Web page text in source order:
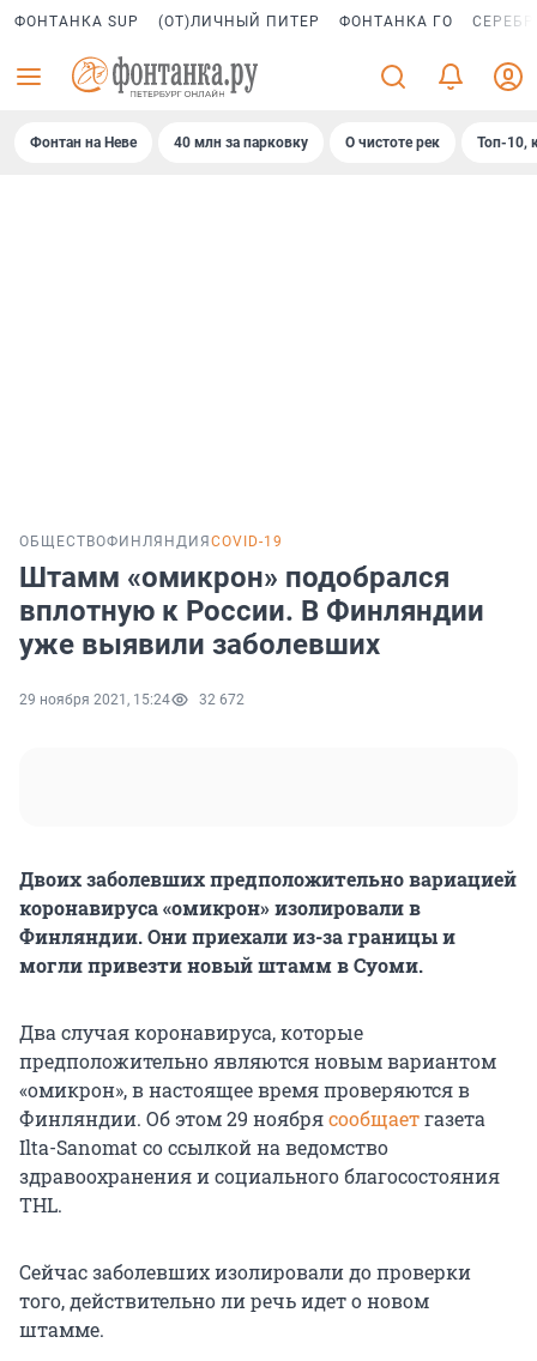
ФОНТАНКА SUP (ОТ)ЛИЧНЫЙ ПИТЕР ФОНТАНКА ГО
Фонтан на Неве 40 млн за парковку О чистоте рек Топ-10,
ОБЩЕСТВОФИНЛЯНДИЯ COVID-19
Штамм «омикрон» подобрался
вплотную к России. В Финляндии
уже выявили заболевших
29 ноября 2021, 15:24 32 672
Двоих заболевших предположительно вариацией
коронавируса «омикрон» изолировали в
Финляндии. Они приехали из-за границы и
могли привезти новый штамм в Суоми.
Два случая коронавируса, которые
предположительно являются новым вариантом
«омикрон», в настоящее время проверяются в
Финляндии. Об этом 29 ноябрясообщаетгазета
Ilta-Sanomat со ссылкой на ведомство
здравоохранения и социального благосостояния
THL.
Сейчас заболевших изолировали до проверки
того, действительно ли речь идет о новом
штамме.